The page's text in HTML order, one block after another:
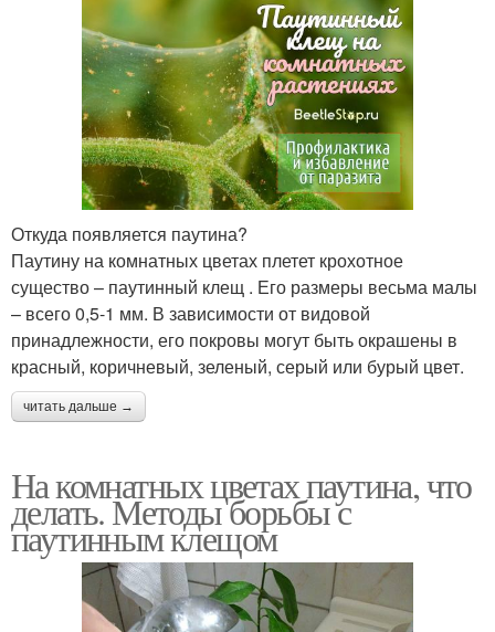
Откуда появляется паутина?
Паутину на комнатных цветах плетет крохотное
существо – паутинный клещ . Его размеры весьма малы
– всего 0,5-1 мм. В зависимости от видовой
принадлежности, его покровы могут быть окрашены в
красный, коричневый, зеленый, серый или бурый цвет.
читать дальше →
На комнатных цветах паутина, что
делать. Методы борьбы с
паутинным клещом